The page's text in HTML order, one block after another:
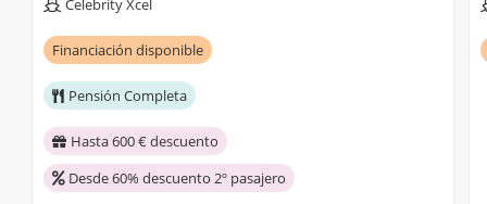
Celebrity Xcel
Financiación disponible
Pensión Completa
Hasta 600 € descuento
Desde 60% descuento 2º pasajero